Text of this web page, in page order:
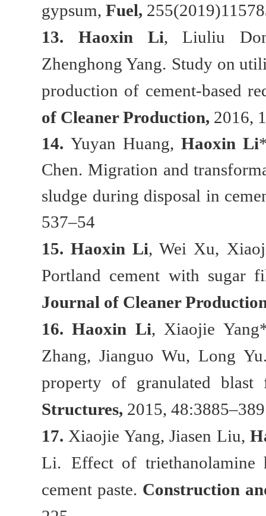
gypsum, Fuel,
13. Haoxin Li, Liuliu
Zhenghong Yang. Study on
production of cement-based
of Cleaner Production, 2016,
14. Yuyan Huang, Haoxin Li
Chen. Migration and
sludge during disposal in
537–54
15.Haoxin Li, Wei Xu,
Portland cement with sugar
Journal of Cleaner
16.Haoxin Li, Xiaojie
Zhang, Jianguo Wu, Long
property of granulated blast
Structures, 2015, 48:3885–389
17. Xiaojie Yang, Jiasen Liu,
Li. Effect of triethanolamine
cement paste. Construction